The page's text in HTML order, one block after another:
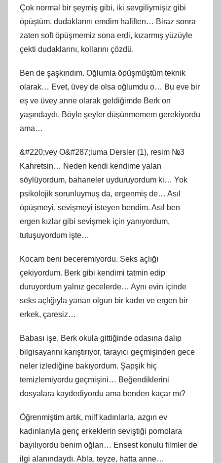
Çok normal bir şeymiş gibi, iki sevgiliymişiz gibi
öpüştüm, dudaklarını emdim hafiften… Biraz sonra
zaten soft öpüşmemiz sona erdi, kızarmış yüzüyle
çekti dudaklarını, kollarını çözdü.
Ben de şaşkındım. Oğlumla öpüşmüştüm teknik
olarak… Evet, üvey de olsa oğlumdu o… Bu eve bir
eş ve üvey anne olarak geldiğimde Berk on
yaşındaydı. Böyle şeyler düşünmemem gerekiyordu
ama…
&#220;vey O&#287;luma Dersler (1), resim №3
Kahretsin… Neden kendi kendime yalan
söylüyordum, bahaneler uyduruyordum ki… Yok
psikolojik sorunluymuş da, ergenmiş de… Asıl
öpüşmeyi, sevişmeyi isteyen bendim. Asıl ben
ergen kızlar gibi sevişmek için yanıyordum,
tutuşuyordum işte…
Kocam beni beceremiyordu. Seks açlığı
çekiyordum. Berk gibi kendimi tatmin edip
duruyordum yalnız gecelerde… Aynı evin içinde
seks açlığıyla yanan olgun bir kadın ve ergen bir
erkek, çaresiz…
Babası işe, Berk okula gittiğinde odasına dalıp
bilgisayarını karıştırıyor, tarayıcı geçmişinden gece
neler izlediğine bakıyordum. Şapşik hiç
temizlemiyordu geçmişini… Beğendiklerini
dosyalara kaydediyordu ama benden kaçar mı?
Öğrenmiştim artık, milf kadınlarla, azgın ev
kadınlarıyla genç erkeklerin seviştiği pornolara
bayılıyordu benim oğlan… Ensest konulu filmler de
ilgi alanındaydı. Abla, teyze, hatta anne…